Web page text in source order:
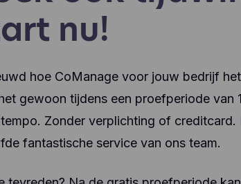
nu!
hoe CoManage voor jouw bedrijf
gewoon tijdens een proefperiode van
Zonder verplichting of creditcard.
fantastische service van ons team.